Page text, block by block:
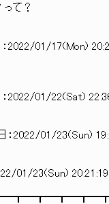
て？
2022/01/17(Mon)
2022/01/22(Sat)
： 2022/01/23(Sun)
01/23(Sun)